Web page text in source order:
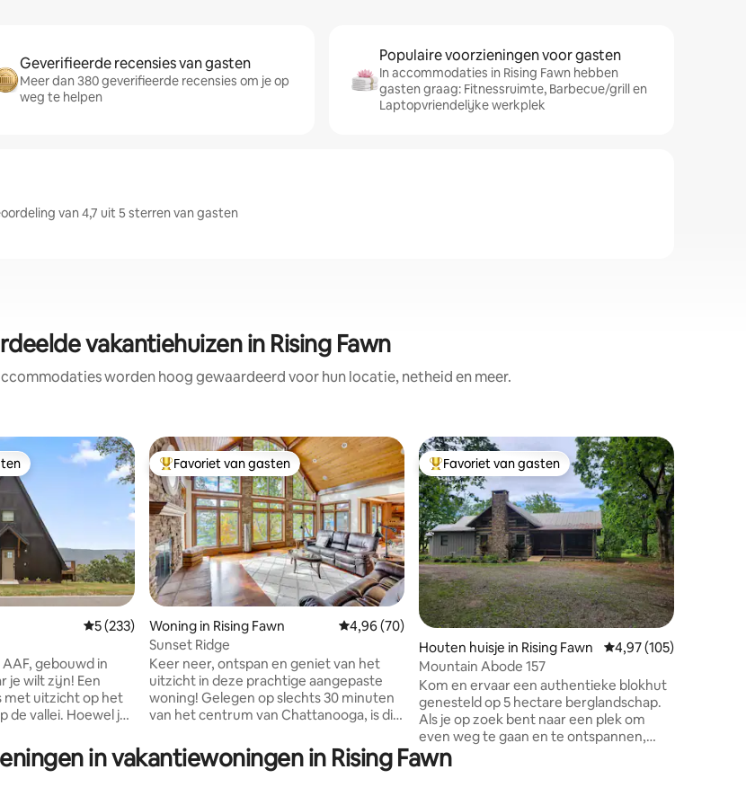
Geverifieerde recensies van gasten
Meer dan 380 geverifieerde recensies om je op
weg te helpen
Populaire voorzieningen voor gasten
In accommodaties in Rising Fawn hebben
gasten graag: Fitnessruimte, Barbecue/grill en
Laptopvriendelijke werkplek
van 4,7 uit 5 sterren van gasten
vakantiehuizen in Rising Fawn
worden hoog gewaardeerd voor hun locatie, netheid en meer.
5, 207 recensies
Gemiddelde beoordeling van 5 uit 5, 233 recensies
5 (233)
gebouwd in
je wilt zijn! Een
met uitzicht op het
de vallei. Hoewel je
van een
ben je ook op 25
Topfavoriet van gasten
Favoriet van gasten
Woning in Rising Fawn Gemiddelde beoordeling van 4,96 uit 5, 70 recensies
4,96 (70)
Sunset Ridge
Keer neer, ontspan en geniet van het
uitzicht in deze prachtige aangepaste
woning! Gelegen op slechts 30 minuten
van het centrum van Chattanooga, is dit
diegenen die de drukte van de stad
willen ontvluchten. Uitgebreide
Topfavoriet van gasten
Favoriet van gasten
Houten huisje in Rising Fawn Gemiddelde
4,97 (105)
Mountain Abode 157
Kom en ervaar een authentieke blokhut
genesteld op 5 hectare berglandschap.
Als je op zoek bent naar een plek om
even weg te gaan en te ontspannen,
maar toch op rijafstand van lokale
bezienswaardigheden,dan heb je de
in vakantiewoningen in Rising Fawn